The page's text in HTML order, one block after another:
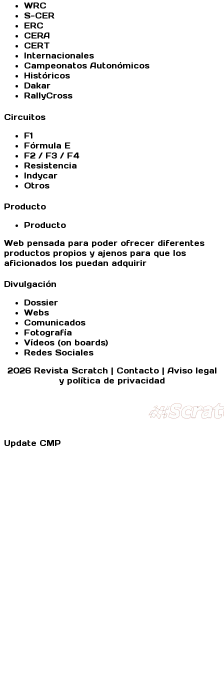
WRC
S-CER
ERC
CERA
CERT
Internacionales
Campeonatos Autonómicos
Históricos
Dakar
RallyCross
Circuitos
F1
Fórmula E
F2 / F3 / F4
Resistencia
Indycar
Otros
Producto
Producto
Web pensada para poder ofrecer diferentes
productos propios y ajenos para que los
aficionados los puedan adquirir
Divulgación
Dossier
Webs
Comunicados
Fotografía
Vídeos (on boards)
Redes Sociales
2026 Revista Scratch | Contacto| Aviso legal
y política de privacidad
Update CMP